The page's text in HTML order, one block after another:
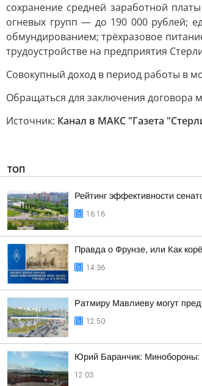
сохранение средней заработной
огневых групп — до 190 000 рублей;
обмундированием; трёхразовое
трудоустройстве на предприятия
Совокупный доход в период работы в
Обращаться для заключения договора
Источник: Канал в МАКС "Газета
ТОП
Рейтинг эффективности
16:16
Правда о Фрунзе, или Как
14:36
Ратмиру Мавлиеву могут
12:50
Юрий Баранчик: Минобороны:
12:03